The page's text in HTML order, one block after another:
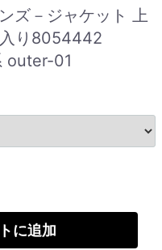
ズ－ジャケット 上
入り8054442
outer-01
に追加